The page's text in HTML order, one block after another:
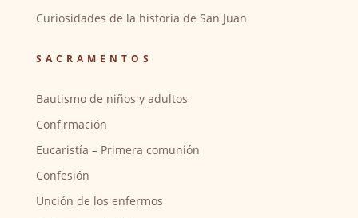
Curiosidades de la historia de San Juan
SACRAMENTOS
Bautismo de niños y adultos
Confirmación
Eucaristía – Primera comunión
Confesión
Unción de los enfermos